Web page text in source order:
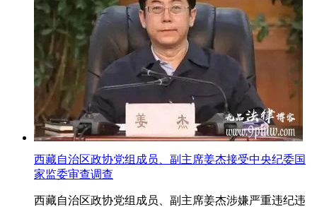
西藏自治区政协党组成员、副主席姜杰接受中央纪委国
家监委审查调查
西藏自治区政协党组成员、副主席姜杰涉嫌严重违纪违